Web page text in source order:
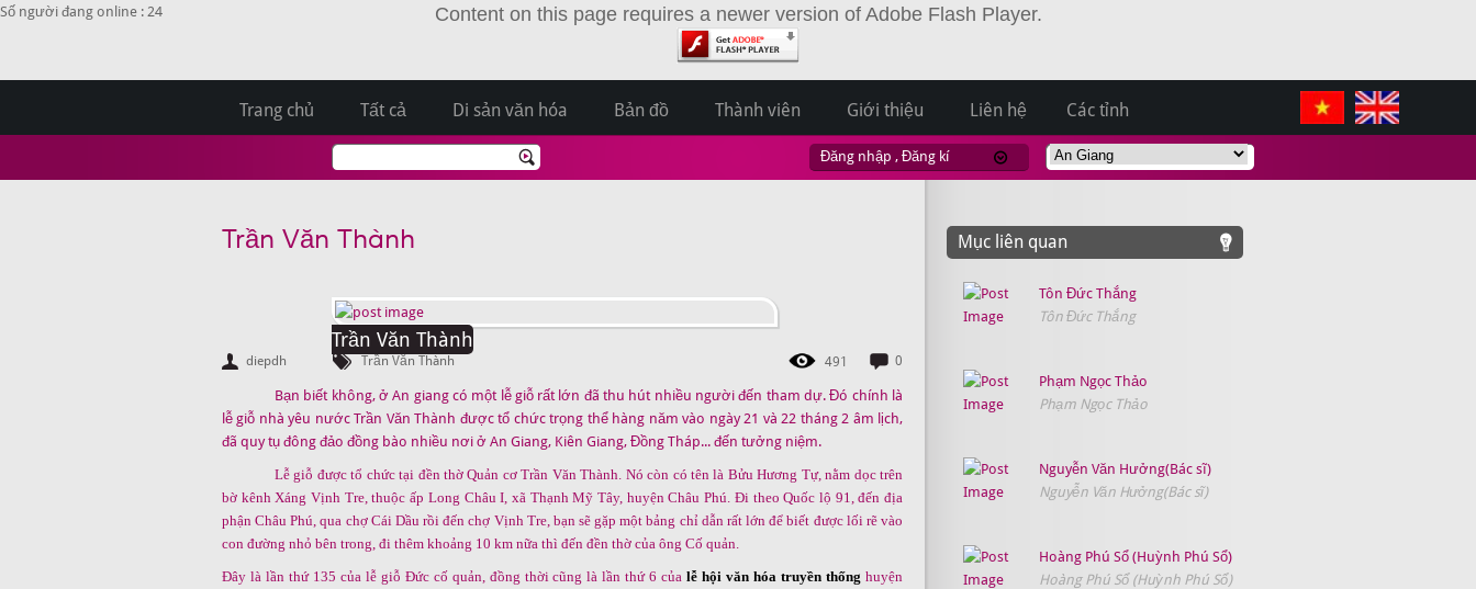
Số người đang online : 24 Content on this page requires a newer version of Adobe Flash Player.
Trang chủ Tất cả Di sản văn hóa Bản đồ Thành viên Giới thiệu Liên hệ Các tỉnh
Đăng nhập , Đăng kí
Trần Văn Thành
Trần Văn Thành
diepdh Trần Văn Thành 0
491
Bạn biết không, ở An giang có một lễ giỗ rất lớn đã thu hút nhiều người đến tham dự. Đó chính là
lễ giỗ nhà yêu nước Trần Văn Thành được tổ chức trọng thể hàng năm vào ngày 21 và 22 tháng 2 âm lịch,
đã quy tụ đông đảo đồng bào nhiều nơi ở An Giang, Kiên Giang, Đồng Tháp... đến tưởng niệm.
Lễ giỗ được tổ chức tại đền thờ Quản cơ Trần Văn Thành. Nó còn có tên là Bửu Hương Tự, nằm dọc trên
bờ kênh Xáng Vịnh Tre, thuộc ấp Long Châu I, xã Thạnh Mỹ Tây, huyện Châu Phú. Đi theo Quốc lộ 91, đến địa
phận Châu Phú, qua chợ Cái Dầu rồi đến chợ Vịnh Tre, bạn sẽ gặp một bảng chỉ dẫn rất lớn để biết được lối rẽ vào
con đường nhỏ bên trong, đi thêm khoảng 10 km nữa thì đến đền thờ của ông Cố quản.
Đây là lần thứ 135 của lễ giỗ Đức cố quản, đồng thời cũng là lần thứ 6 củalễ hội văn hóa truyền thống huyện
Mục liên quan
Tôn Đức Thắng
Tôn Đức Thắng
Phạm Ngọc Thảo
Phạm Ngọc Thảo
Nguyễn Văn Hưởng(Bác sĩ)
Nguyễn Văn Hưởng(Bác sĩ)
Hoàng Phú Sổ (Huỳnh Phú Sổ)
Hoàng Phú Sổ (Huỳnh Phú Sổ)